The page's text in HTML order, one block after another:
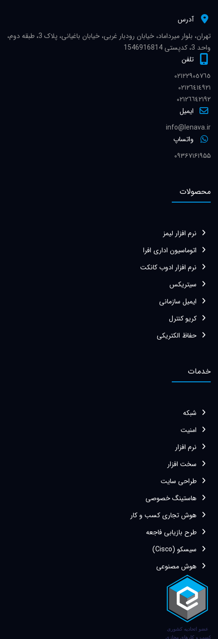
آدرس
تهران، بلوار میرداماد، خیابان رودبار غربی، خیابان باغیانی، پلاک 3، طبقه دوم،
واحد 3، کدپستی 1546916814
تلفن
٠٢١٢٢٩٠٥٧٦٥
٠٢١٢٦٤١٤٩٢١
٠٢١٢٦٦٤٢١٩٢
ایمیل
info@lenava.ir
واتساپ
۰۹۳۶۷۱۶۱۹۵۵
محصولات
نرم افزار لیمز
اتوماسیون اداری افرا
نرم افزار ادوب کانکت
سیتریکس
ایمیل سازمانی
کریو کنترل
حفاظ الکتریکی
خدمات
شبکه
امنیت
نرم افزار
سخت افزار
طراحی سایت
هاستینگ خصوصی
هوش تجاری کسب و کار
طرح بازیابی فاجعه
سیسکو (Cisco)
هوش مصنوعی